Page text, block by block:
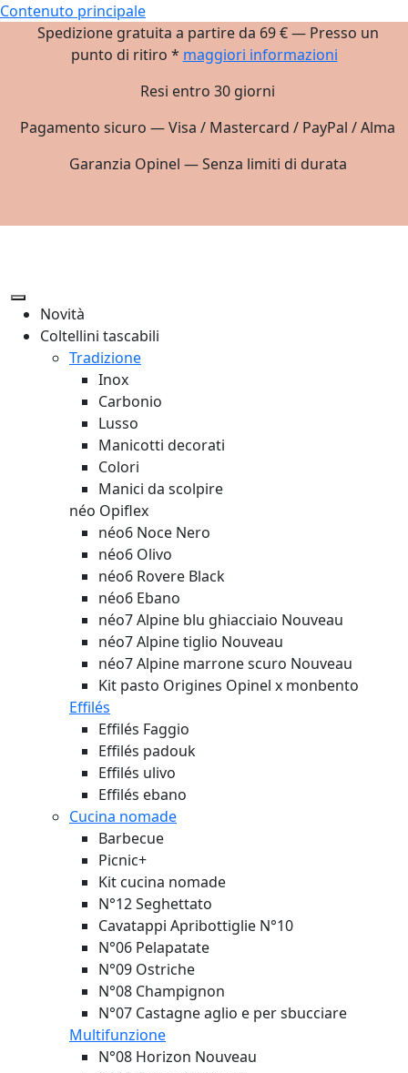
Contenuto principale
Spedizione gratuita a partire da 69 € — Presso un
punto di ritiro * maggiori informazioni
Resi entro 30 giorni
Pagamento sicuro — Visa / Mastercard / PayPal / Alma
Garanzia Opinel — Senza limiti di durata
Novità
Coltellini tascabili
Tradizione
Inox
Carbonio
Lusso
Manicotti decorati
Colori
Manici da scolpire
néo Opiflex
néo6 Noce Nero
néo6 Olivo
néo6 Rovere Black
néo6 Ebano
néo7 Alpine blu ghiacciaio Nouveau
néo7 Alpine tiglio Nouveau
néo7 Alpine marrone scuro Nouveau
Kit pasto Origines Opinel x monbento
Effilés
Effilés Faggio
Effilés padouk
Effilés ulivo
Effilés ebano
Cucina nomade
Barbecue
Picnic+
Kit cucina nomade
N°12 Seghettato
Cavatappi Apribottiglie N°10
N°06 Pelapatate
N°09 Ostriche
N°08 Champignon
N°07 Castagne aglio e per sbucciare
Multifunzione
N°08 Horizon Nouveau